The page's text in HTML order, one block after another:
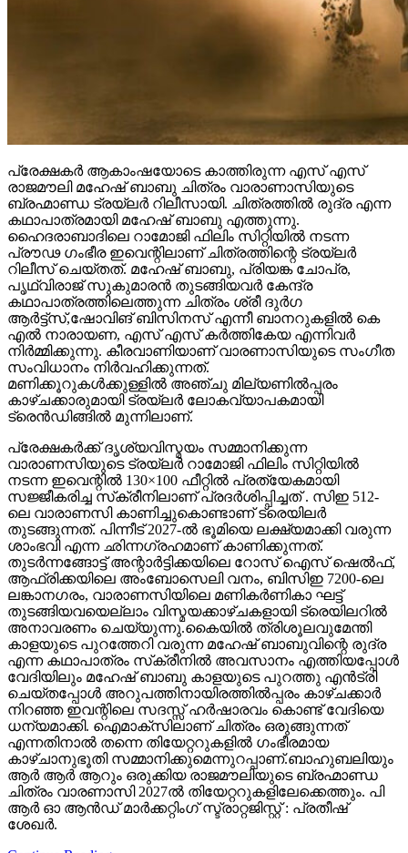
പ്രേക്ഷകർ ആകാംഷയോടെ കാത്തിരുന്ന എസ് എസ്
രാജമൗലി മഹേഷ് ബാബു ചിത്രം വാരാണാസിയുടെ
ബ്രഹ്മാണ്ഡ ട്രയ്ലർ റിലീസായി. ചിത്രത്തിൽ രുദ്ര എന്ന
കഥാപാത്രമായി മഹേഷ് ബാബു എത്തുന്നു.
ഹൈദരാബാദിലെ റാമോജി ഫിലിം സിറ്റിയിൽ നടന്ന
പ്രൗഢ ഗംഭീര ഇവെന്റിലാണ് ചിത്രത്തിന്റെ ട്രയ്ലർ
റിലീസ് ചെയ്തത്. മഹേഷ് ബാബു, പ്രിയങ്ക ചോപ്ര,
പൃഥ്വിരാജ് സുകുമാരൻ തുടങ്ങിയവർ കേന്ദ്ര
കഥാപാത്രത്തിലെത്തുന്ന ചിത്രം ശ്രീ ദുർഗ
ആർട്ട്സ്,ഷോവിങ് ബിസിനസ് എന്നീ ബാനറുകളിൽ കെ
എൽ നാരായണ, എസ് എസ് കർത്തികേയ എന്നിവർ
നിർമ്മിക്കുന്നു. കീരവാണിയാണ് വാരണാസിയുടെ സംഗീത
സംവിധാനം നിർവഹിക്കുന്നത്.
മണിക്കൂറുകൾക്കുള്ളിൽ അഞ്ചു മില്യണിൽപ്പരം
കാഴ്ചക്കാരുമായി ട്രയ്ലർ ലോകവ്യാപകമായി
ട്രെൻഡിങ്ങിൽ മുന്നിലാണ്.
പ്രേക്ഷകർക്ക് ദൃശ്യവിസ്മയം സമ്മാനിക്കുന്ന
വാരാണസിയുടെ ട്രയ്ലർ റാമോജി ഫിലിം സിറ്റിയിൽ
നടന്ന ഇവെന്റിൽ 130×100 ഫീറ്റിൽ പ്രത്യേകമായി
സജ്ജീകരിച്ച സ്‌ക്രീനിലാണ് പ്രദർശിപ്പിച്ചത് . സിഇ 512-
ലെ വാരാണസി കാണിച്ചുകൊണ്ടാണ് ട്രെയിലര്‍
തുടങ്ങുന്നത്. പിന്നീട് 2027-ല്‍ ഭൂമിയെ ലക്ഷ്യമാക്കി വരുന്ന
ശാംഭവി എന്ന ഛിന്നഗ്രഹമാണ് കാണിക്കുന്നത്.
തുടര്‍ന്നങ്ങോട്ട് അന്റാര്‍ട്ടിക്കയിലെ റോസ് ഐസ് ഷെല്‍ഫ്,
ആഫ്രിക്കയിലെ അംബോസെലി വനം, ബിസിഇ 7200-ലെ
ലങ്കാനഗരം, വാരാണസിയിലെ മണികര്‍ണികാ ഘട്ട്
തുടങ്ങിയവയെല്ലാം വിസ്മയക്കാഴ്ചകളായി ട്രെയിലറില്‍
അനാവരണം ചെയ്യുന്നു.കൈയില്‍ ത്രിശൂലവുമേന്തി
കാളയുടെ പുറത്തേറി വരുന്ന മഹേഷ് ബാബുവിന്റെ രുദ്ര
എന്ന കഥാപാത്രം സ്‌ക്രീനിൽ അവസാനം എത്തിയപ്പോൾ
വേദിയിലും മഹേഷ് ബാബു കാളയുടെ പുറത്തു എൻട്രി
ചെയ്തപ്പോൾ അറുപത്തിനായിരത്തിൽപ്പരം കാഴ്ചക്കാർ
നിറഞ്ഞ ഇവന്റിലെ സദസ്സ് ഹർഷാരവം കൊണ്ട് വേദിയെ
ധന്യമാക്കി. ഐമാക്‌സിലാണ് ചിത്രം ഒരുങ്ങുന്നത്
എന്നതിനാല്‍ തന്നെ തിയേറ്ററുകളില്‍ ഗംഭീരമായ
കാഴ്ചാനുഭൂതി സമ്മാനിക്കുമെന്നുറപ്പാണ്.ബാഹുബലിയും
ആർ ആർ ആറും ഒരുക്കിയ രാജമൗലിയുടെ ബ്രഹ്മാണ്ഡ
ചിത്രം വാരണാസി 2027ൽ തിയേറ്ററുകളിലേക്കെത്തും. പി
ആർ ഓ ആൻഡ് മാർക്കറ്റിംഗ് സ്ട്രാറ്റജിസ്റ്റ് : പ്രതീഷ്
ശേഖർ.